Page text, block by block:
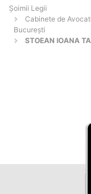
Șoimii Legii
Cabinete de
Bucureşti
STOEAN IOANA